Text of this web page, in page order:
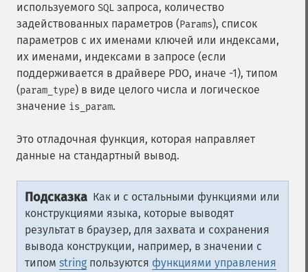
используемого SQL запроса, количество
задействованных параметров (Params), список
параметров с их именами ключей или индексами,
их именами, индексами в запросе (если
поддерживается в драйвере PDO, иначе -1), типом
(param_type) в виде целого числа и логическое
значение is_param.
Это отладочная функция, которая направляет
данные на стандартный вывод.
Подсказка Как и с остальными функциями или
конструкциями языка, которые выводят
результат в браузер, для захвата и сохранения
вывода конструкции, например, в значении с
типом string пользуются функциями управления